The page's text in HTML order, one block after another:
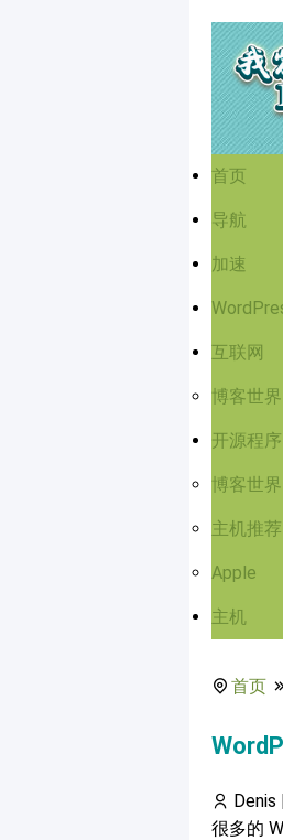
首页
导航
加速
互联网
博客世界
开源程序
博客世界
主机推荐
Apple
主机
首页
Denis
很多的